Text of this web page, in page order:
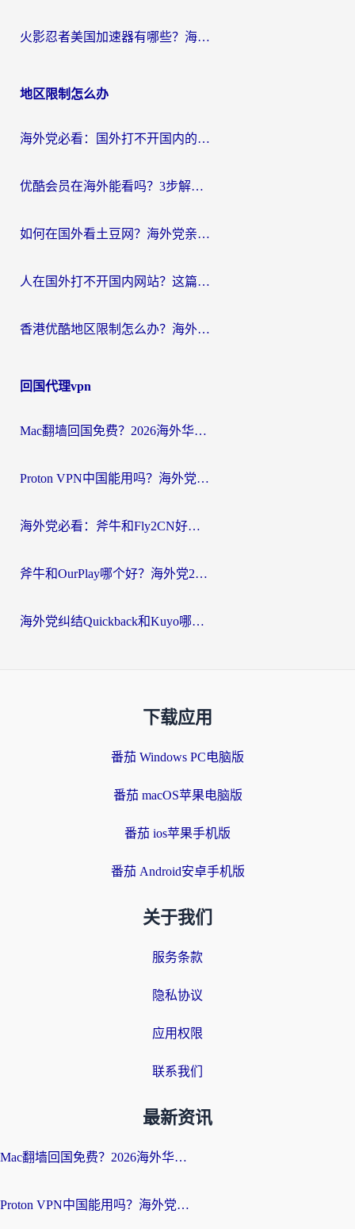
火影忍者美国加速器有哪些？海外党亲测的国服游戏加速全攻略（含菲律宾玩三国之刃守望黎明技巧）
地区限制怎么办
海外党必看：国外打不开国内的app怎么办？3步解决你的乡愁
优酷会员在海外能看吗？3步解决海外追剧难题，附实测好用加速器推荐
如何在国外看土豆网？海外党亲测有效的追剧加速器选择指南
人在国外打不开国内网站？这篇攻略帮你无缝解锁国内资源（附交管12123使用技巧）
香港优酷地区限制怎么办？海外党亲测有效的追剧解决方案
回国代理vpn
Mac翻墙回国免费？2026海外华人亲测：从CCTV5直播到国内APP，这样选加速器才靠谱
Proton VPN中国能用吗？海外党选回国加速器的避坑指南（附番茄加速器实测）
海外党必看：斧牛和Fly2CN好用吗？3招教你选对回国加速器（附免费试用攻略）
斧牛和OurPlay哪个好？海外党2026亲测：选对加速器，国内资源秒加载
海外党纠结Quickback和Kuyo哪个好？选对回国加速器才能无缝刷国内资源
下载应用
番茄 Windows PC电脑版
番茄 macOS苹果电脑版
番茄 ios苹果手机版
番茄 Android安卓手机版
关于我们
服务条款
隐私协议
应用权限
联系我们
最新资讯
Mac翻墙回国免费？2026海外华人亲测：从CCTV5直播到国内APP，这样选加速器才靠谱
Proton VPN中国能用吗？海外党选回国加速器的避坑指南（附番茄加速器实测）